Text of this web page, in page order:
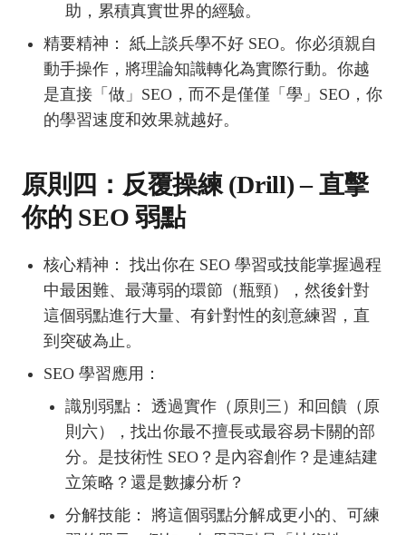
助，累積真實世界的經驗。
精要精神： 紙上談兵學不好 SEO。你必須親自
動手操作，將理論知識轉化為實際行動。你越
是直接「做」SEO，而不是僅僅「學」SEO，你
的學習速度和效果就越好。
原則四：反覆操練 (Drill) – 直擊
你的 SEO 弱點
核心精神： 找出你在 SEO 學習或技能掌握過程
中最困難、最薄弱的環節（瓶頸），然後針對
這個弱點進行大量、有針對性的刻意練習，直
到突破為止。
SEO 學習應用：
識別弱點： 透過實作（原則三）和回饋（原
則六），找出你最不擅長或最容易卡關的部
分。是技術性 SEO？是內容創作？是連結建
立策略？還是數據分析？
分解技能： 將這個弱點分解成更小的、可練